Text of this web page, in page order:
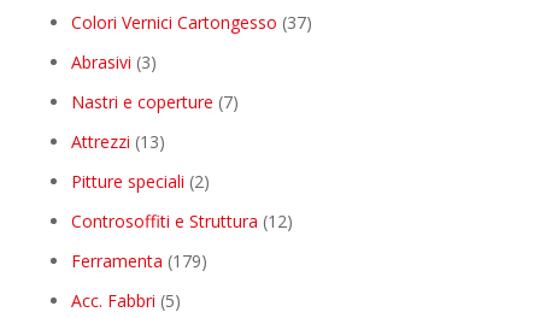
products
Colori Vernici Cartongesso 3737
Abrasivi 33
products
Nastri e coperture 77
Attrezzi 1313
products
Pitture speciali 22
products
Controsoffiti e Struttura 1212
Ferramenta 179179
Acc. Fabbri 55